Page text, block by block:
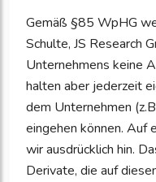
Gemäß §85 WpHG
Schulte, JS Research
Unternehmens keine
halten aber jederzeit
dem Unternehmen
eingehen können. Auf
wir ausdrücklich hin.
Derivate, die auf